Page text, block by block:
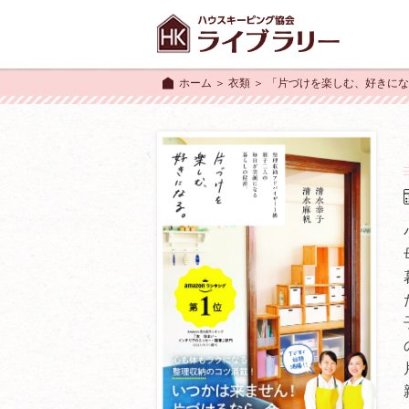
ホーム ＞ 衣類 ＞ 「片づけを楽しむ、好きに